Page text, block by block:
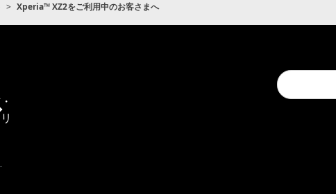
Xperia™ XZ2をご利用中のお客さまへ
Conduct
a
search